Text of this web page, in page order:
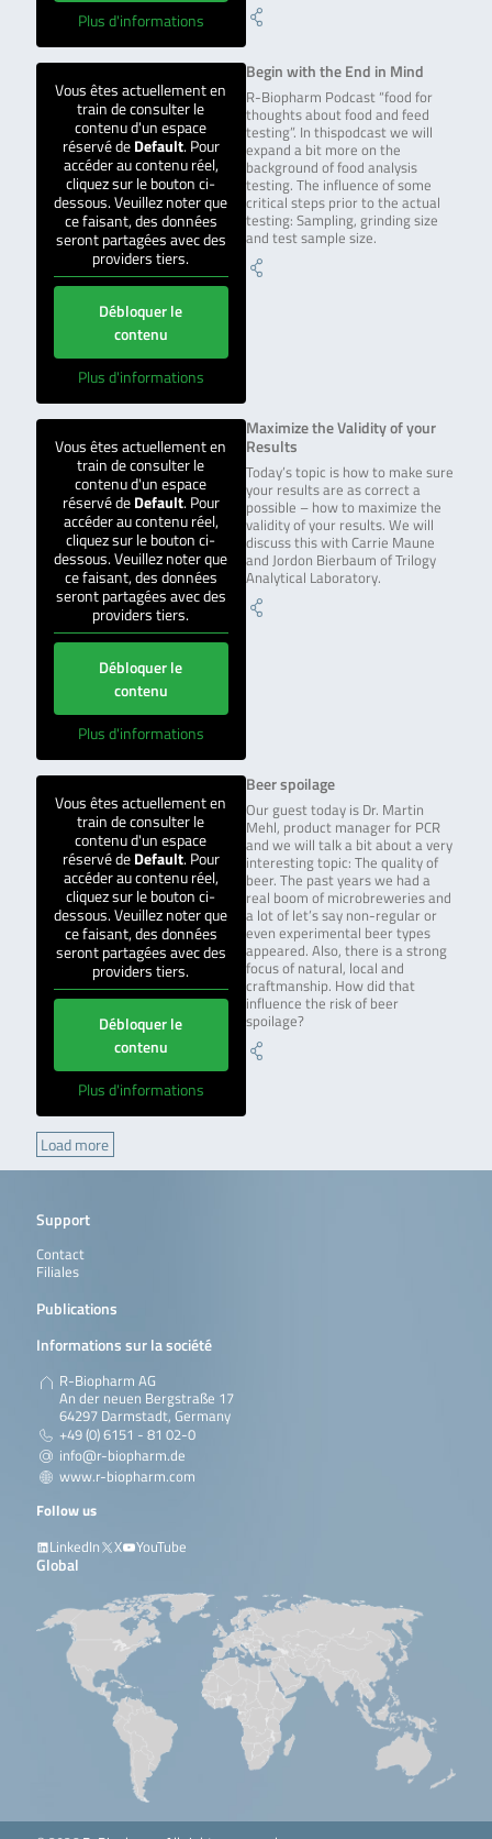
Plus d'informations
Vous êtes actuellement en
train de consulter le
contenu d'un espace
réservé deDefault. Pour
accéder au contenu réel,
cliquez sur le bouton ci-
dessous. Veuillez noter que
ce faisant, des données
seront partagées avec des
providers tiers.
Débloquer le
contenu
Plus d'informations
Begin with the End in Mind
R-Biopharm Podcast “food for
thoughts about food and feed
testing”. In thispodcast we will
expand a bit more on the
background of food analysis
testing. The influence of some
critical steps prior to the actual
testing: Sampling, grinding size
and test sample size.
Vous êtes actuellement en
train de consulter le
contenu d'un espace
réservé deDefault. Pour
accéder au contenu réel,
cliquez sur le bouton ci-
dessous. Veuillez noter que
ce faisant, des données
seront partagées avec des
providers tiers.
Débloquer le
contenu
Plus d'informations
Maximize the Validity of your
Results
Today’s topic is how to make sure
your results are as correct a
possible – how to maximize the
validity of your results. We will
discuss this with Carrie Maune
and Jordon Bierbaum of Trilogy
Analytical Laboratory.
Vous êtes actuellement en
train de consulter le
contenu d'un espace
réservé deDefault. Pour
accéder au contenu réel,
cliquez sur le bouton ci-
dessous. Veuillez noter que
ce faisant, des données
seront partagées avec des
providers tiers.
Débloquer le
contenu
Plus d'informations
Beer spoilage
Our guest today is Dr. Martin
Mehl, product manager for PCR
and we will talk a bit about a very
interesting topic: The quality of
beer. The past years we had a
real boom of microbreweries and
a lot of let’s say non-regular or
even experimental beer types
appeared. Also, there is a strong
focus of natural, local and
craftmanship. How did that
influence the risk of beer
spoilage?
Load more
Support
Contact
Filiales
Publications
Informations sur la société
R-Biopharm AG
An der neuen Bergstraße 17
64297 Darmstadt, Germany
+49 (0) 6151 - 81 02-0
info@r-biopharm.de
www.r-biopharm.com
Follow us
LinkedIn
X YouTube
Global